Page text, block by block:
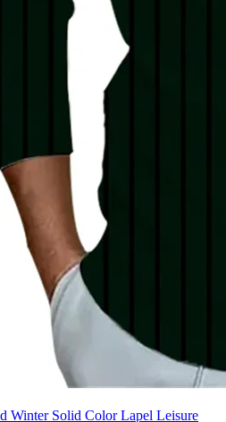
Winter Solid Color Lapel Leisure